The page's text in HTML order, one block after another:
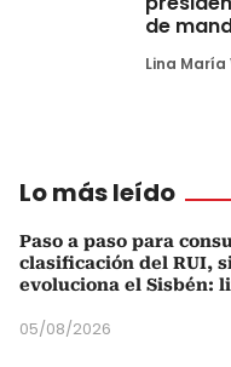
de
Lina María
Lo más leído
Paso a paso para
clasificación del RUI,
evoluciona el Sisbén:
05/08/2026